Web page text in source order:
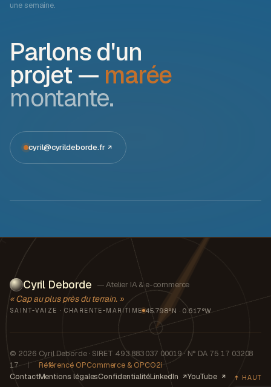
une semaine.
Parlons d'un
projet — marée
montante.
cyril@cyrildeborde.fr
Cyril Deborde — Atelier IA & e-commerce
« Cap au plus près du terrain. »
SAINT-VAIZE · CHARENTE-MARITIME 45.798°N · 0.617°W
© 2026 Cyril Deborde · SIRET 493 883 037 00019 · N° DA 75 17 03208
17
|
Référencé OPCommerce & OPCO2i
ContactMentions légalesConfidentialitéLinkedIn YouTube HAUT